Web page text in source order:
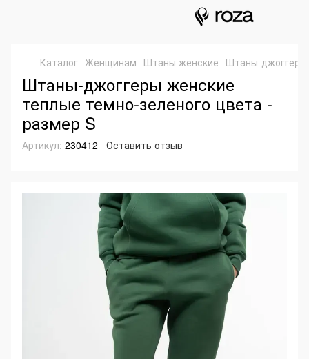
Каталог Женщинам Штаны женские Штаны-джоггеры
Штаны-джоггеры женские
теплые темно-зеленого цвета -
размер S
Артикул: 230412 Оставить отзыв